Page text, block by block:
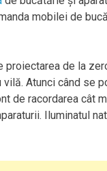
mobilei de
proiectarea de la
Atunci când se
de racordarea cât
Iluminatul